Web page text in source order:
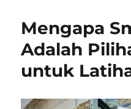
Mengapa
Adalah
untuk